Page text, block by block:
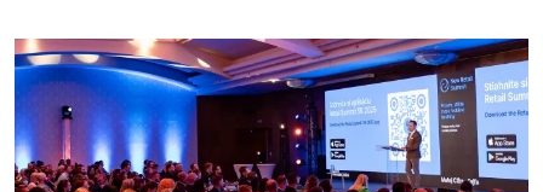
automatizaci, leadership i budoucnost role CFO.